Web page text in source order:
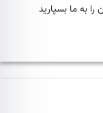
به ما بسپارید